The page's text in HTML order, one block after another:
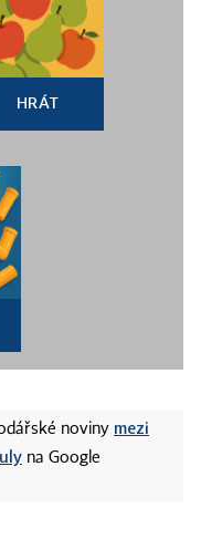
HRÁT
noviny mezi
na Google